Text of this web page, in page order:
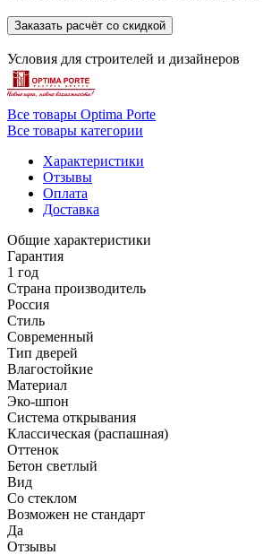
Заказать расчёт со скидкой
Условия для строителей и дизайнеров
Все товары Optima Porte
Все товары категории
Характеристики
Отзывы
Оплата
Доставка
Общие характеристики
Гарантия
1 год
Страна производитель
Россия
Стиль
Современный
Тип дверей
Влагостойкие
Материал
Эко-шпон
Система открывания
Классическая (распашная)
Оттенок
Бетон светлый
Вид
Со стеклом
Возможен не стандарт
Да
Отзывы